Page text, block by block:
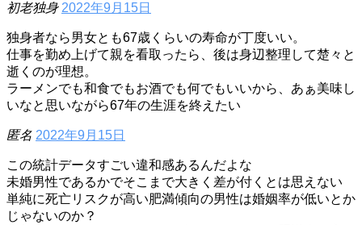
初老独身 2022年9月15日
独身者なら男女とも67歳くらいの寿命が丁度いい。
仕事を勤め上げて親を看取ったら、後は身辺整理して楚々と
逝くのが理想。
ラーメンでも和食でもお酒でも何でもいいから、あぁ美味し
いなと思いながら67年の生涯を終えたい
匿名 2022年9月15日
この統計データすごい違和感あるんだよな
未婚男性であるかでそこまで大きく差が付くとは思えない
単純に死亡リスクが高い肥満傾向の男性は婚姻率が低いとか
じゃないのか？